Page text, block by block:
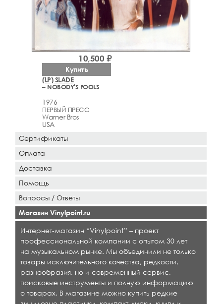
(LP) SLADE
– NOBODY'S FOOLS
1976
ПЕРВЫЙ ПРЕСС
Warner Bros
USA
10,500 ₽
Купить
Сертификаты
Оплата
Доставка
Помощь
Вопросы / Ответы
Магазин Vinylpoint.ru
Интернет-магазин “Vinylpoint” – проект
профессиональной компании с опытом 30 лет
на музыкальном рынке. Мы объединили не только
товары исключительного качества, редкости,
разнообразия, но и современный сервис,
поисковые инструменты и полную информацию
о товарах. В магазине можно купить редкие